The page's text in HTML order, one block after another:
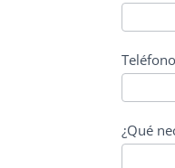
¿Qué